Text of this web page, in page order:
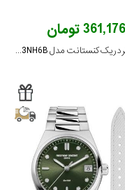
تومان
ساعت مچی فردریک کنستانت مدل FC-303G3NH6B